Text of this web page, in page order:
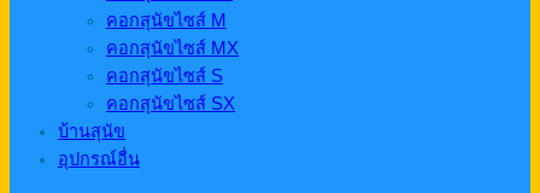
คอกสุนัขไซส์ M
คอกสุนัขไซส์ MX
คอกสุนัขไซส์ S
คอกสุนัขไซส์ SX
บ้านสุนัข
อุปกรณ์อื่น